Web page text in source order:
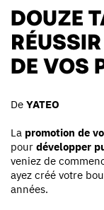
DOUZE
DE VOS
De YATEO
La promotion de
pour développer
veniez de
ayez créé votre
années.